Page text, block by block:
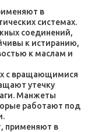
в
системах.
соединений,
к истиранию,
к маслам и
с вращающимися
утечку
Манжеты
работают под
применяют в